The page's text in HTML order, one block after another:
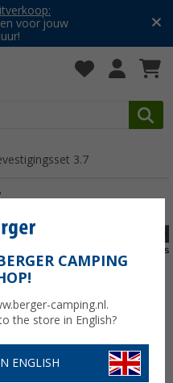
voor jouw
3.7
CAMPING
camping.nl.
the store in English?
ENGLISH